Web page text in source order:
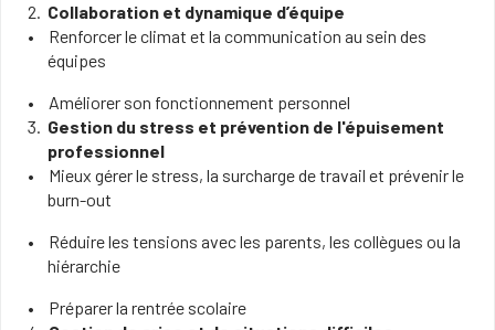
Collaboration et dynamique d’équipe
Renforcer le climat et la communication au sein des
équipes
Améliorer son fonctionnement personnel
Gestion du stress et prévention de l'épuisement
professionnel
Mieux gérer le stress, la surcharge de travail et prévenir le
burn-out
Réduire les tensions avec les parents, les collègues ou la
hiérarchie
Préparer la rentrée scolaire